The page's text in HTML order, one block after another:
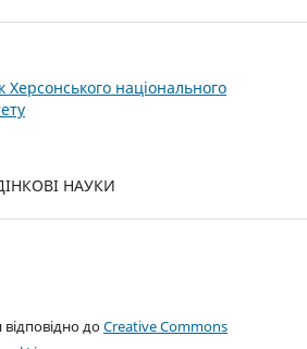
національного
НАУКИ
відповідно доCreative Commons